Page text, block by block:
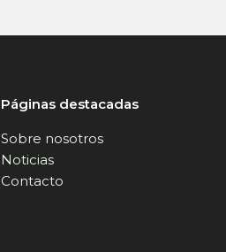
Páginas destacadas
Sobre nosotros
Noticias
Contacto